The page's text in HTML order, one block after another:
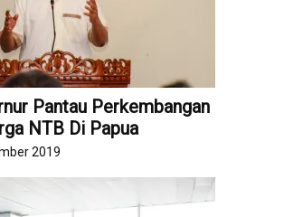
Pantau Perkembangan
NTB Di Papua
2019